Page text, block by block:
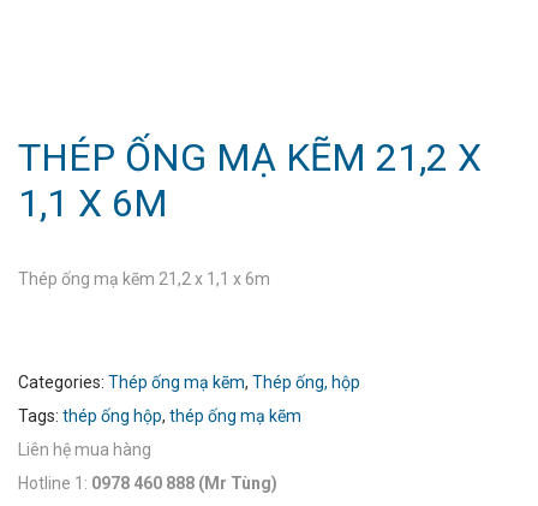
THÉP ỐNG MẠ KẼM 21,2 X
1,1 X 6M
Thép ống mạ kẽm 21,2 x 1,1 x 6m
Categories: Thép ống mạ kẽm, Thép ống, hộp
Tags: thép ống hộp, thép ống mạ kẽm
Liên hệ mua hàng
Hotline 1: 0978 460 888 (Mr Tùng)